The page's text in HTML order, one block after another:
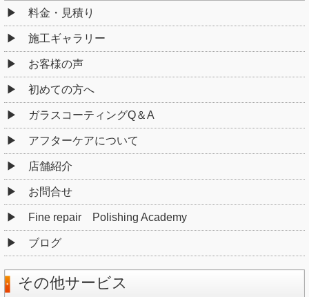
料金・見積り
施工ギャラリー
お客様の声
初めての方へ
ガラスコーティングQ＆A
アフターケアについて
店舗紹介
お問合せ
Fine repair Polishing Academy
ブログ
その他サービス